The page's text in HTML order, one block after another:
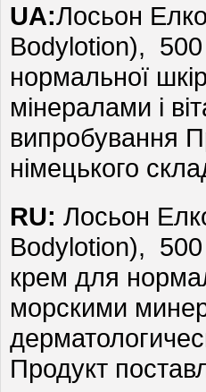
UA:Лосьон
Bodylotion),
нормальної
мінералами і
випробування
німецького
RU: Лосьон
Bodylotion),
крем для
морскими
Продукт